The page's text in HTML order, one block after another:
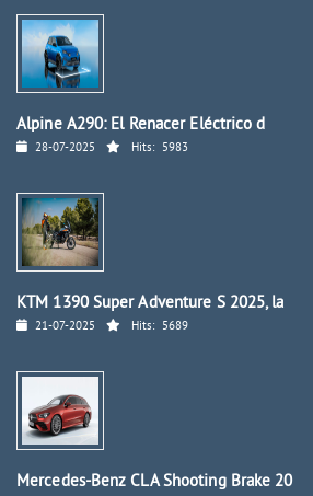
Alpine A290: El Renacer Eléctrico d
28-07-2025 Hits: 5983
KTM 1390 Super Adventure S 2025, la
21-07-2025 Hits: 5689
Mercedes-Benz CLA Shooting Brake 20